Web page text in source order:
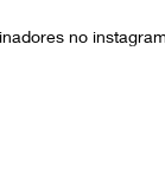
no instagram